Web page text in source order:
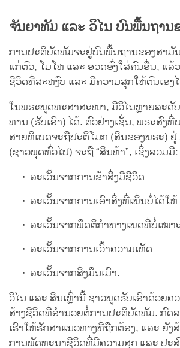
ຈັນຍາທັມ ແລະ ວິໄນ ບົນພື້ນຖານ
ການປະຕິບັດທັມຈະຢູ່ບົນພື້ນຖານຂອງສາມັ
ແກ່ຕົວ, ໂມໂຫ ແລະ ອວດອົ່ງໃສ່ຄົນອື່ນ, ແລ້
ຊີວິດທີ່ສະຫງົບ ແລະ ມີຄວາມສຸກໃຫ້ຕົນເອງ
ໃນພຣະພຸດທະສາສະໜາ, ມີວິໄນຫຼາຍລະດັ
ທານ (ຮັບເອົາ) ໄດ້. ຕົວຢ່າງເຊັ່ນ, ພຣະສົງ
ສາຍທິເບດຈະຖືປະຕິໂມກ (ສິນຂອງພຣະ) ຢູ່
(ຊາວພຸດທົ່ວໄປ) ຈະຖື “ສິນຫ້າ”, ເຊິ່ງລວມມີ:
ລະເວັ້ນຈາກການຂ້າສິ່ງມີຊີວິດ
ລະເວັ້ນຈາກການເອົາສິ່ງທີ່ເພິ່ນບໍ່ໄດ້ໃຫ້
ລະເວັ້ນຈາກພຶດຕິກຳທາງເພດທີ່ບໍ່ເໝາ
ລະເວັ້ນຈາກການເວົ້າຄວາມເທັດ
ລະເວັ້ນຈາກສິ່ງມຶນເມົາ.
ວິໄນ ແລະ ສິນເຫຼົ່ານີ້ ຊາວພຸດຮັບເອົາດ້ວຍຄ
ສ້າງຊີວິດທີ່ອຳນວຍຕໍ່ການປະຕິບັດທັມ. ກົດ
ເຮົາໃຫ້ຮັກສາແນວທາງທີ່ຖືກຕ້ອງ, ແລະ ຍັງ
ການພັດທະນາຊີວິດທີ່ມີຄວາມສຸກ ແລະ ປະ